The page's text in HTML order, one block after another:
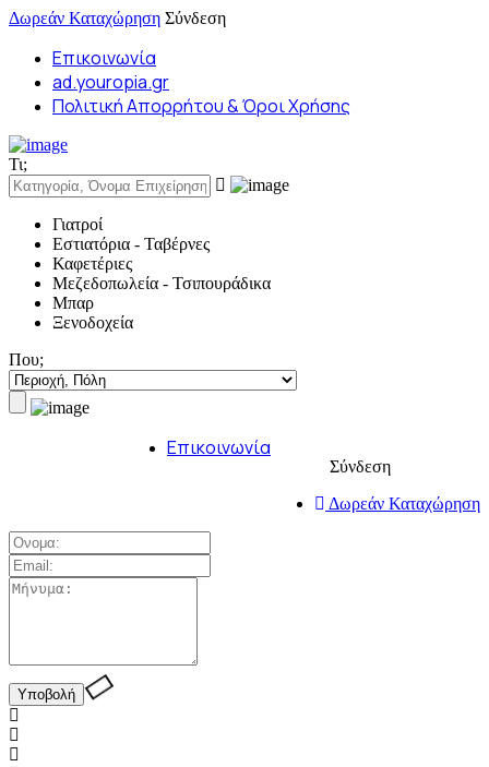
Δωρεάν Καταχώρηση Σύνδεση
Επικοινωνία
ad.youropia.gr
Πολιτική Απορρήτου & Όροι Χρήσης
Τι;
Γιατροί
Εστιατόρια - Ταβέρνες
Καφετέριες
Μεζεδοπωλεία - Τσιπουράδικα
Μπαρ
Ξενοδοχεία
Που;
Σύνδεση
Δωρεάν Καταχώρηση
Επικοινωνία